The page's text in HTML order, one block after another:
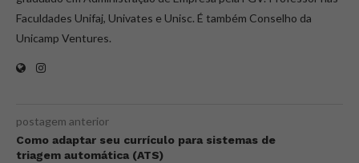
Faculdades Unifaj, Univates e Unisc. É também Conselho da
Unicamp Ventures.
postagem anterior
Como adaptar seu currículo para sistemas de
triagem automática (ATS)